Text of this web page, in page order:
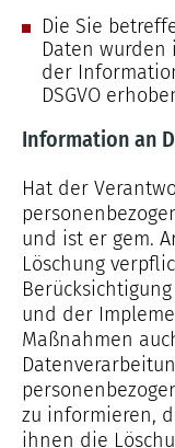
Die Sie
Daten wurden
der
DSGVO
Information an
Hat der
und ist er gem.
Löschung
und der
Maßnahmen
zu informieren,
ihnen die